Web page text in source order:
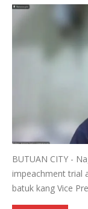
BUTUAN CITY -
impeachment trial
batuk kang Vice